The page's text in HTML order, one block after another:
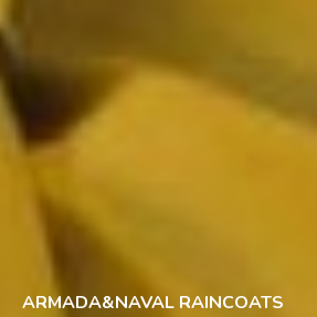
ARMADA&NAVAL RAINCOATS